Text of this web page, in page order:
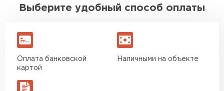
Выберите удобный способ оплаты
Оплата банковской
картой
Наличными на объекте
Утеплитель Ursa